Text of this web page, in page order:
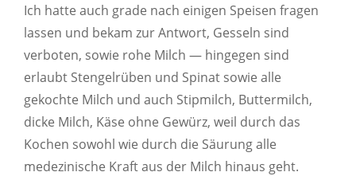
Ich hatte auch grade nach einigen Speisen fragen
lassen und bekam zur Antwort, Gesseln sind
verboten, sowie rohe Milch — hingegen sind
erlaubt Stengelrüben und Spinat sowie alle
gekochte Milch und auch Stipmilch, Buttermilch,
dicke Milch, Käse ohne Gewürz, weil durch das
Kochen sowohl wie durch die Säurung alle
medezinische Kraft aus der Milch hinaus geht.